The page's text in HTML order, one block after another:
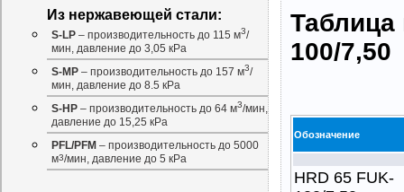
Таблица
100/7,50
Обозначение
HRD 65 FUK-
Из нержавеющей стали:
S-LP – производительность до 115 м3/
мин, давление до 3,05 кРа
S-MP – производительность до 157 м3/
мин, давление до 8.5 кРа
S-HP – производительность до 64 м3/мин,
давление до 15,25 кРа
PFL/PFM – производительность до 5000
м3/мин, давление до 5 кРа